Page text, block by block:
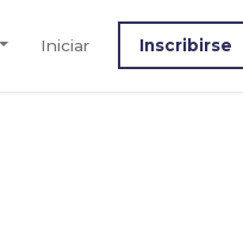
Iniciar Inscribirse